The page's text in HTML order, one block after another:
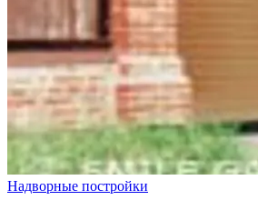
Надворные постройки